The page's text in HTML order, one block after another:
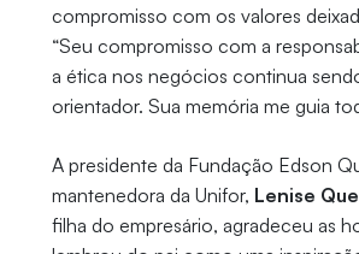
compromisso com os valores
“Seu compromisso com a
a ética nos negócios continua
orientador. Sua memória me guia
A presidente da Fundação Edson
mantenedora da Unifor, Lenise
filha do empresário, agradeceu as